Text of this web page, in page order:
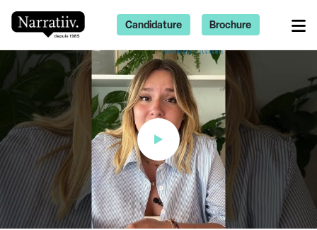
Candidature Brochure